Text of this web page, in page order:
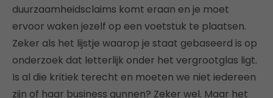
duurzaamheidsclaims komt eraan en je moet
ervoor waken jezelf op een voetstuk te plaatsen.
Zeker als het lijstje waarop je staat gebaseerd is op
onderzoek dat letterlijk onder het vergrootglas ligt.
Is al die kritiek terecht en moeten we niet iedereen
zijn of haar business gunnen? Zeker wel. Maar het